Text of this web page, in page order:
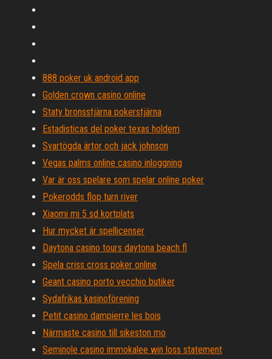
888 poker uk android app
Golden crown casino online
Staty bronsstjärna pokerstjärna
Estadisticas del poker texas holdem
Svartögda ärtor och jack johnson
Vegas palms online casino inloggning
Var är oss spelare som spelar online poker
Pokerodds flop turn river
Xiaomi mi 5 sd kortplats
Hur mycket är spellicenser
Daytona casino tours daytona beach fl
Spela criss cross poker online
Geant casino porto vecchio butiker
Sydafrikas kasinoförening
Petit casino dampierre les bois
Närmaste casino till sikeston mo
Seminole casino immokalee win loss statement